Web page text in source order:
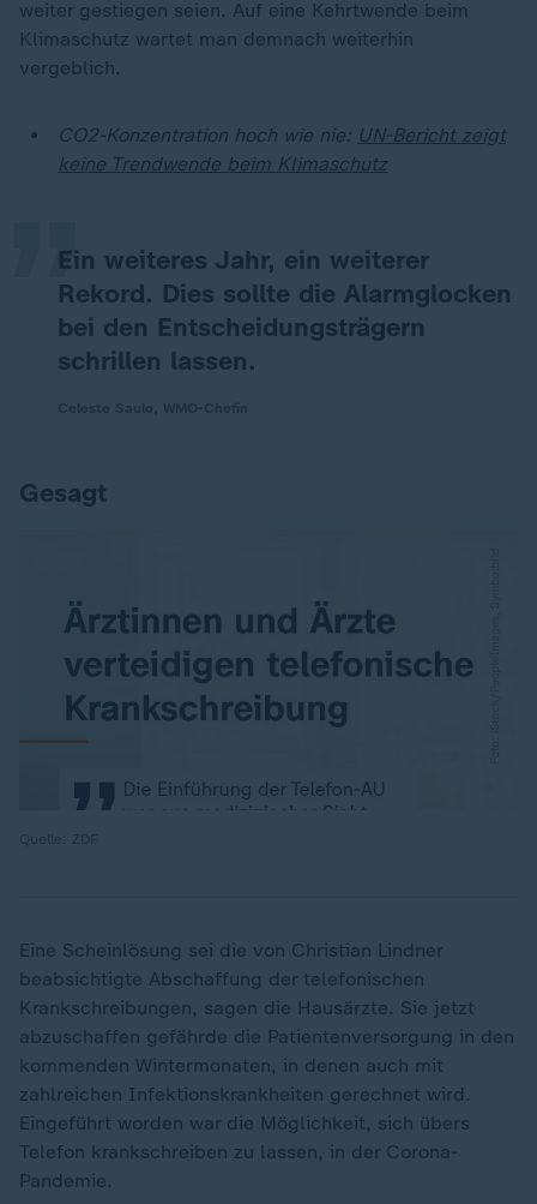
weiter gestiegen seien. Auf eine Kehrtwende beim
Klimaschutz wartet man demnach weiterhin
vergeblich.
CO2-Konzentration hoch wie nie: UN-Bericht zeigt
keine Trendwende beim Klimaschutz
Ein weiteres Jahr, ein weiterer
Rekord. Dies sollte die Alarmglocken
bei den Entscheidungsträgern
schrillen lassen.
„
Gesagt
Eine Scheinlösung sei die von Christian Lindner
beabsichtigte Abschaffung der telefonischen
Krankschreibungen, sagen die Hausärzte. Sie jetzt
abzuschaffen gefährde die Patientenversorgung in den
kommenden Wintermonaten, in denen auch mit
zahlreichen Infektionskrankheiten gerechnet wird.
Eingeführt worden war die Möglichkeit, sich übers
Telefon krankschreiben zu lassen, in der Corona-
Pandemie.